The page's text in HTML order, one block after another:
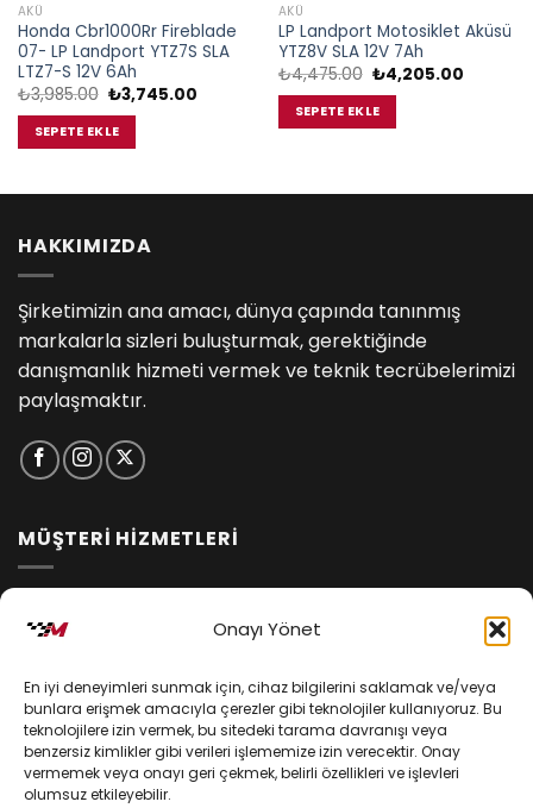
Onayı Yönet
En iyi deneyimleri sunmak için, cihaz bilgilerini saklamak ve/veya
bunlara erişmek amacıyla çerezler gibi teknolojiler kullanıyoruz. Bu
teknolojilere izin vermek, bu sitedeki tarama davranışı veya
benzersiz kimlikler gibi verileri işlememize izin verecektir. Onay
vermemek veya onayı geri çekmek, belirli özellikleri ve işlevleri
olumsuz etkileyebilir.
AKÜ
Honda Cbr1000Rr Fireblade
07- LP Landport YTZ7S SLA
LTZ7-S 12V 6Ah
₺3,985.00 Orijinal
fiyat:
₺3,985.00.
₺3,745.00Şu
SEPETE EKLE
AKÜ
LP Landport Motosiklet Aküsü
YTZ8V SLA 12V 7Ah
₺4,475.00 Orijinal
fiyat:
₺4,475.00.
₺4,205.00Şu
SEPETE EKLE
HAKKIMIZDA
Şirketimizin ana amacı, dünya çapında tanınmış
markalarla sizleri buluşturmak, gerektiğinde
danışmanlık hizmeti vermek ve teknik tecrübelerimizi
paylaşmaktır.
MÜŞTERİ HİZMETLERİ
Kişisel Verilerin Korunması
Mesafeli Satış Sözleşmesi